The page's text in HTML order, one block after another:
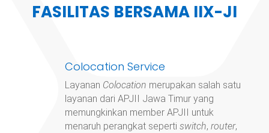
FASILITAS BERSAMA IIX-JI
Colocation Service
Layanan Colocation merupakan salah satu
layanan dari APJII Jawa Timur yang
memungkinkan member APJII untuk
menaruh perangkat seperti switch, router,